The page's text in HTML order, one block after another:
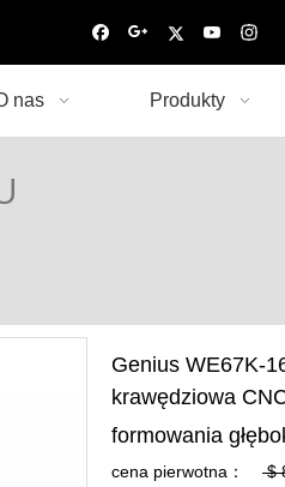
nas Produkty
Genius WE67K-
krawędziowa
formowania
cena pierwotna： $